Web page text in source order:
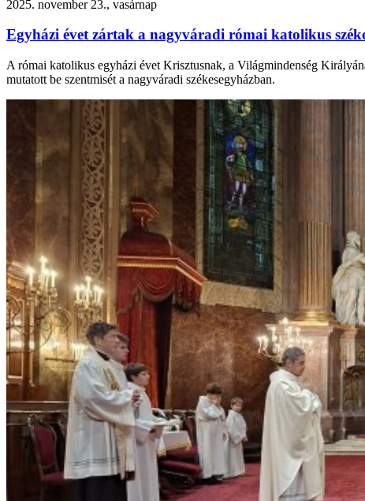
2025. november 23., vasárnap
Egyházi évet zártak a nagyváradi római katolikus
A római katolikus egyházi évet Krisztusnak, a Világmindenség
mutatott be szentmisét a nagyváradi székesegyházban.